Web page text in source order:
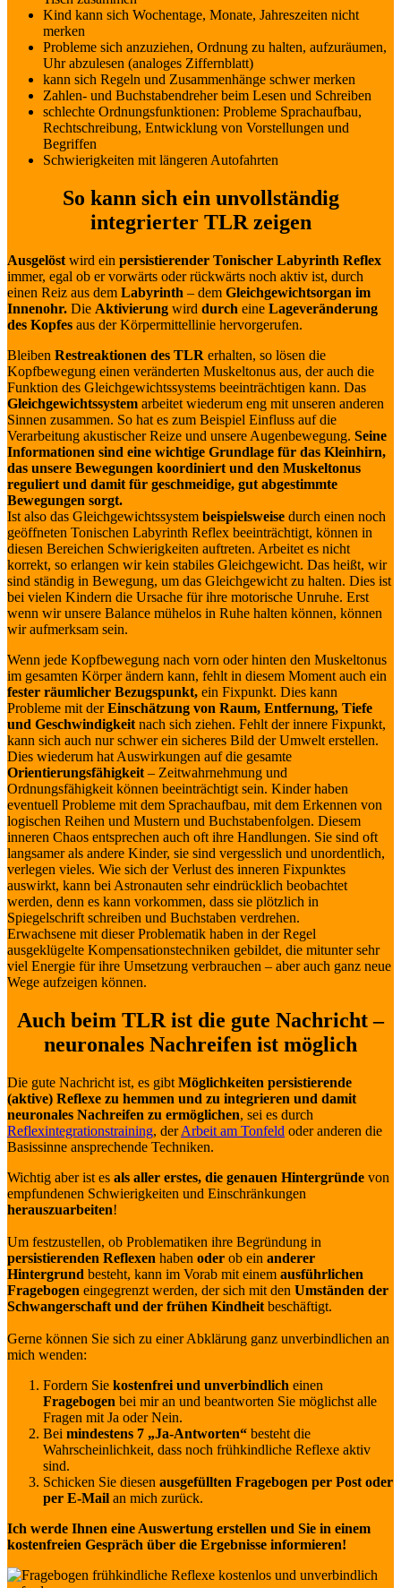
Kind kann sich Wochentage, Monate, Jahreszeiten nicht
merken
Probleme sich anzuziehen, Ordnung zu halten, aufzuräumen,
Uhr abzulesen (analoges Ziffernblatt)
kann sich Regeln und Zusammenhänge schwer merken
Zahlen- und Buchstabendreher beim Lesen und Schreiben
schlechte Ordnungsfunktionen: Probleme Sprachaufbau,
Rechtschreibung, Entwicklung von Vorstellungen und
Begriffen
Schwierigkeiten mit längeren Autofahrten
So kann sich ein unvollständig
integrierter TLR zeigen
Ausgelöst wird ein persistierender Tonischer Labyrinth Reflex
immer, egal ob er vorwärts oder rückwärts noch aktiv ist, durch
einen Reiz aus dem Labyrinth – dem Gleichgewichtsorgan im
Innenohr. Die Aktivierung wird durch eine Lageveränderung
des Kopfes aus der Körpermittellinie hervorgerufen.
Bleiben Restreaktionen des TLR erhalten, so lösen die
Kopfbewegung einen veränderten Muskeltonus aus, der auch die
Funktion des Gleichgewichtssystems beeinträchtigen kann. Das
Gleichgewichtssystem arbeitet wiederum eng mit unseren anderen
Sinnen zusammen. So hat es zum Beispiel Einfluss auf die
Verarbeitung akustischer Reize und unsere Augenbewegung. Seine
Informationen sind eine wichtige Grundlage für das Kleinhirn,
das unsere Bewegungen koordiniert und den Muskeltonus
reguliert und damit für geschmeidige, gut abgestimmte
Bewegungen sorgt.
Ist also das Gleichgewichtssystem beispielsweise durch einen noch
geöffneten Tonischen Labyrinth Reflex beeinträchtigt, können in
diesen Bereichen Schwierigkeiten auftreten. Arbeitet es nicht
korrekt, so erlangen wir kein stabiles Gleichgewicht. Das heißt, wir
sind ständig in Bewegung, um das Gleichgewicht zu halten. Dies ist
bei vielen Kindern die Ursache für ihre motorische Unruhe. Erst
wenn wir unsere Balance mühelos in Ruhe halten können, können
wir aufmerksam sein.
Wenn jede Kopfbewegung nach vorn oder hinten den Muskeltonus
im gesamten Körper ändern kann, fehlt in diesem Moment auch ein
fester räumlicher Bezugspunkt, ein Fixpunkt. Dies kann
Probleme mit derEinschätzung von Raum, Entfernung, Tiefe
und Geschwindigkeit nach sich ziehen. Fehlt der innere Fixpunkt,
kann sich auch nur schwer ein sicheres Bild der Umwelt erstellen.
Dies wiederum hat Auswirkungen auf die gesamte
Orientierungsfähigkeit – Zeitwahrnehmung und
Ordnungsfähigkeit können beeinträchtigt sein. Kinder haben
eventuell Probleme mit dem Sprachaufbau, mit dem Erkennen von
logischen Reihen und Mustern und Buchstabenfolgen. Diesem
inneren Chaos entsprechen auch oft ihre Handlungen. Sie sind oft
langsamer als andere Kinder, sie sind vergesslich und unordentlich,
verlegen vieles. Wie sich der Verlust des inneren Fixpunktes
auswirkt, kann bei Astronauten sehr eindrücklich beobachtet
werden, denn es kann vorkommen, dass sie plötzlich in
Spiegelschrift schreiben und Buchstaben verdrehen.
Erwachsene mit dieser Problematik haben in der Regel
ausgeklügelte Kompensationstechniken gebildet, die mitunter sehr
viel Energie für ihre Umsetzung verbrauchen – aber auch ganz neue
Wege aufzeigen können.
Auch beim TLR ist die gute Nachricht –
neuronales Nachreifen ist möglich
Die gute Nachricht ist, es gibt Möglichkeiten persistierende
(aktive) Reflexe zu hemmen und zu integrieren und damit
neuronales Nachreifen zu ermöglichen, sei es durch
Reflexintegrationstraining, derArbeit am Tonfeld oder anderen die
Basissinne ansprechende Techniken.
Wichtig aber ist es als aller erstes, die genauen Hintergründe von
empfundenen Schwierigkeiten und Einschränkungen
herauszuarbeiten!
Um festzustellen, ob Problematiken ihre Begründung in
persistierenden Reflexen haben oder ob ein anderer
Hintergrund besteht, kann im Vorab mit einem ausführlichen
Fragebogen eingegrenzt werden, der sich mit den Umständen der
Schwangerschaft und der frühen Kindheit beschäftigt.
Gerne können Sie sich zu einer Abklärung ganz unverbindlichen an
mich wenden:
Fordern Sie kostenfrei und unverbindlich einen
Fragebogen bei mir an und beantworten Sie möglichst alle
Fragen mit Ja oder Nein.
Bei mindestens 7 „Ja-Antworten“ besteht die
Wahrscheinlichkeit, dass noch frühkindliche Reflexe aktiv
sind.
Schicken Sie diesen ausgefüllten Fragebogen per Post oder
per E-Mail an mich zurück.
Ich werde Ihnen eine Auswertung erstellen und Sie in einem
kostenfreien Gespräch über die Ergebnisse informieren!